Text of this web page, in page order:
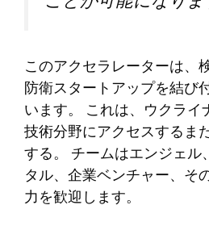
このアクセラレーターは、
防衛スタートアップを結び
います。 これは、ウクラ
技術分野にアクセスするま
する。 チームはエンジェ
タル、企業ベンチャー、そ
力を歓迎します。